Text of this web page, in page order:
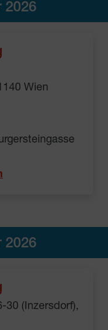
2026
Wien
2026
30 (Inzersdorf),